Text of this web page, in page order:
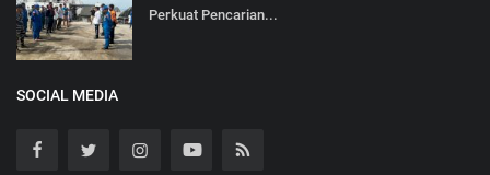
Perkuat Pencarian...
SOCIAL MEDIA